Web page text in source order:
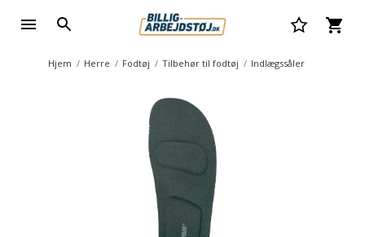
Hjem Herre Fodtøj Tilbehør til fodtøj Indlægssåler